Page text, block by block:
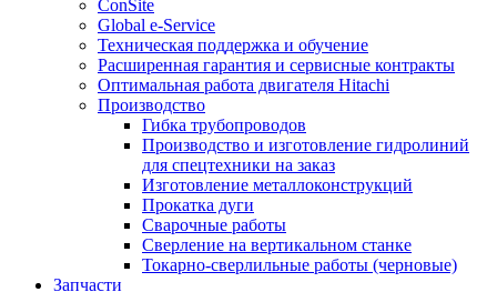
ConSite
Global e-Service
Техническая поддержка и обучение
Расширенная гарантия и сервисные контракты
Оптимальная работа двигателя Hitachi
Производство
Гибка трубопроводов
Производство и изготовление гидролиний
для спецтехники на заказ
Изготовление металлоконструкций
Прокатка дуги
Сварочные работы
Сверление на вертикальном станке
Токарно-сверлильные работы (черновые)
Запчасти